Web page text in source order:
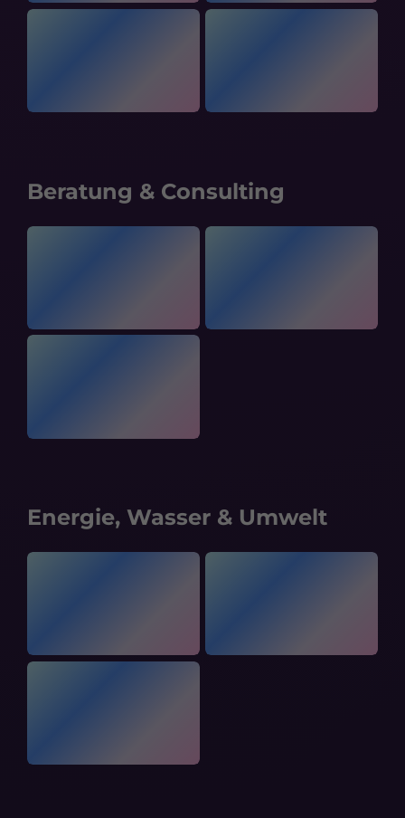
Beratung & Consulting
Energie, Wasser & Umwelt